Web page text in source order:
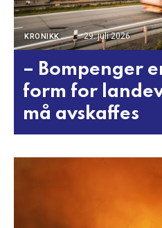
KRONIKK 29. juli 2026
– Bompenger
form for
må avskaffes